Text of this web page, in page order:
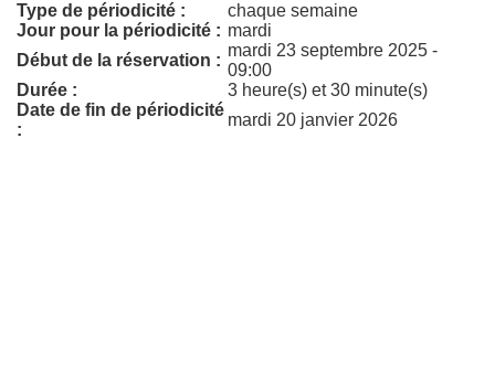
Type de périodicité :
chaque semaine
Jour pour la périodicité : mardi
Début de la réservation :
mardi 23 septembre 2025 -
09:00
Durée :
3 heure(s) et 30 minute(s)
Date de fin de périodicité
:
mardi 20 janvier 2026